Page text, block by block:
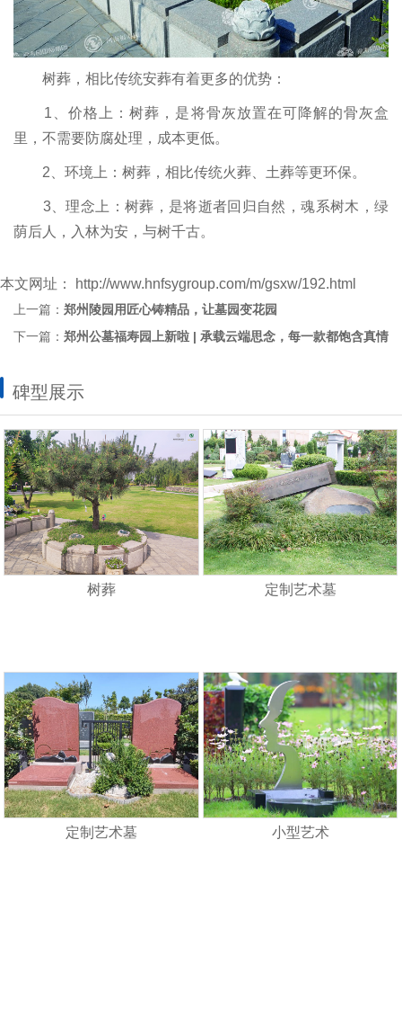
树葬，相比传统安葬有着更多的优势：
1、价格上：树葬，是将骨灰放置在可降解的骨灰盒
里，不需要防腐处理，成本更低。
2、环境上：树葬，相比传统火葬、土葬等更环保。
3、理念上：树葬，是将逝者回归自然，魂系树木，绿
荫后人，入林为安，与树千古。
本文网址： http://www.hnfsygroup.com/m/gsxw/192.html
上一篇： 郑州陵园用匠心铸精品，让墓园变花园
下一篇： 郑州公墓福寿园上新啦 | 承载云端思念，每一款都饱含真情
碑型展示
树葬 定制艺术墓
定制艺术墓 小型艺术